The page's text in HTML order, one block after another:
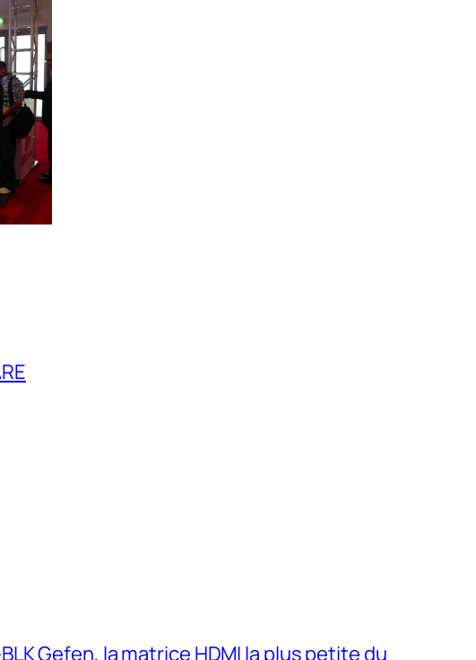
Gefen, la matrice HDMI la plus petite du